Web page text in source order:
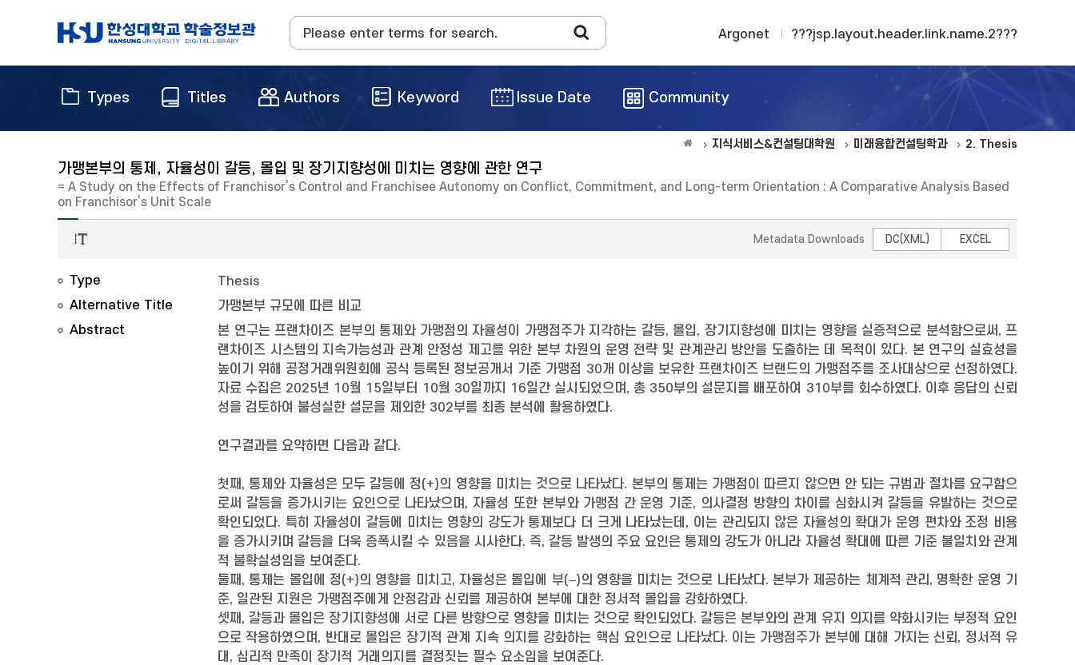
Argonet ???jsp.layout.header.link.name.2???
Types Titles Authors Keyword Issue Date Community
지식서비스&컨설팅대학원 미래융합컨설팅학과 2. Thesis
가맹본부의 통제, 자율성이 갈등, 몰입 및 장기지향성에 미치는 영향에 관한 연구
= A Study on the Effects of Franchisor’s Control and Franchisee Autonomy on Conflict, Commitment, and Long-term Orientation : A Comparative Analysis Based
on Franchisor’s Unit Scale
Metadata Downloads DC(XML) EXCEL
Type
Thesis
Alternative Title
가맹본부 규모에 따른 비교
Abstract
본 연구는 프랜차이즈 본부의 통제와 가맹점의 자율성이 가맹점주가 지각하는 갈등, 몰입, 장기지향성에 미치는 영향을 실증적으로 분석함으로써, 프
랜차이즈 시스템의 지속가능성과 관계 안정성 제고를 위한 본부 차원의 운영 전략 및 관계관리 방안을 도출하는 데 목적이 있다. 본 연구의 실효성을
높이기 위해 공정거래위원회에 공식 등록된 정보공개서 기준 가맹점 30개 이상을 보유한 프랜차이즈 브랜드의 가맹점주를 조사대상으로 선정하였다.
자료 수집은 2025년 10월 15일부터 10월 30일까지 16일간 실시되었으며, 총 350부의 설문지를 배포하여 310부를 회수하였다. 이후 응답의 신뢰
성을 검토하여 불성실한 설문을 제외한 302부를 최종 분석에 활용하였다.
연구결과를 요약하면 다음과 같다.
첫째, 통제와 자율성은 모두 갈등에 정(+)의 영향을 미치는 것으로 나타났다. 본부의 통제는 가맹점이 따르지 않으면 안 되는 규범과 절차를 요구함으
로써 갈등을 증가시키는 요인으로 나타났으며, 자율성 또한 본부와 가맹점 간 운영 기준, 의사결정 방향의 차이를 심화시켜 갈등을 유발하는 것으로
확인되었다. 특히 자율성이 갈등에 미치는 영향의 강도가 통제보다 더 크게 나타났는데, 이는 관리되지 않은 자율성의 확대가 운영 편차와 조정 비용
을 증가시키며 갈등을 더욱 증폭시킬 수 있음을 시사한다. 즉, 갈등 발생의 주요 요인은 통제의 강도가 아니라 자율성 확대에 따른 기준 불일치와 관계
적 불확실성임을 보여준다.
둘째, 통제는 몰입에 정(+)의 영향을 미치고, 자율성은 몰입에 부(–)의 영향을 미치는 것으로 나타났다. 본부가 제공하는 체계적 관리, 명확한 운영 기
준, 일관된 지원은 가맹점주에게 안정감과 신뢰를 제공하여 본부에 대한 정서적 몰입을 강화하였다.
셋째, 갈등과 몰입은 장기지향성에 서로 다른 방향으로 영향을 미치는 것으로 확인되었다. 갈등은 본부와의 관계 유지 의지를 약화시키는 부정적 요인
으로 작용하였으며, 반대로 몰입은 장기적 관계 지속 의지를 강화하는 핵심 요인으로 나타났다. 이는 가맹점주가 본부에 대해 가지는 신뢰, 정서적 유
대, 심리적 만족이 장기적 거래의지를 결정짓는 필수 요소임을 보여준다.